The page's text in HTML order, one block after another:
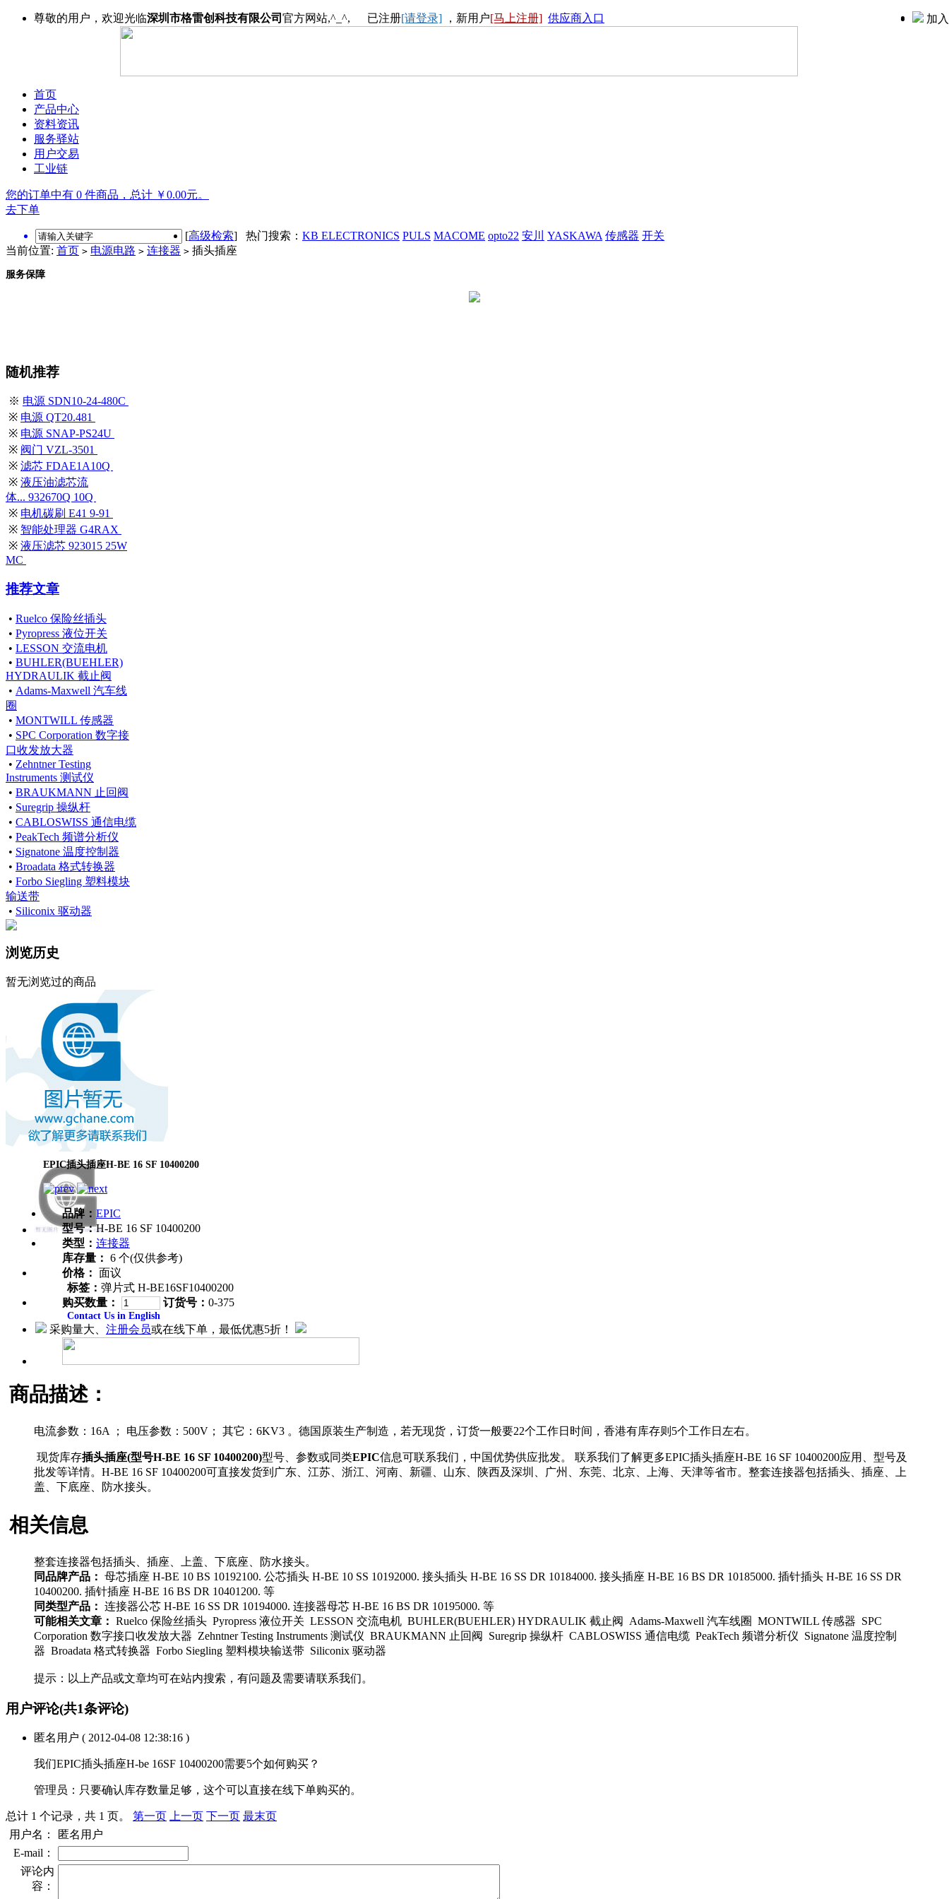
尊敬的用户，欢迎光临深圳市格雷创科技有限公司 官方网站,^_^, 已注册[请登录] ，新用户[马上注册] 供应商入口 加
首页
产品中心
资料资讯
服务驿站
用户交易
工业链
您的订单中有 0 件商品，总计 ￥0.00元。
去下单
[高级检索] 热门搜索： KB ELECTRONICS PULS MACOME opto22 安川 YASKAWA 传感器 开关
当前位置: 首页 > 电源电路 > 连接器 > 插头插座
服务保障
随机推荐
※ 电源 SDN10-24-480C
※ 电源 QT20.481
※ 电源 SNAP-PS24U
※ 阀门 VZL-3501
※ 滤芯 FDAE1A10Q
※ 液压油滤芯流
体... 932670Q 10Q
※ 电机碳刷 E41 9-91
※ 智能处理器 G4RAX
※ 液压滤芯 923015 25W
MC
推荐文章
• Ruelco 保险丝插头
• Pyropress 液位开关
• LESSON 交流电机
• BUHLER(BUEHLER)
HYDRAULIK 截止阀
• Adams-Maxwell 汽车线
圈
• MONTWILL 传感器
• SPC Corporation 数字接
口收发放大器
• Zehntner Testing
Instruments 测试仪
• BRAUKMANN 止回阀
• Suregrip 操纵杆
• CABLOSWISS 通信电缆
• PeakTech 频谱分析仪
• Signatone 温度控制器
• Broadata 格式转换器
• Forbo Siegling 塑料模块
输送带
• Siliconix 驱动器
浏览历史
暂无浏览过的商品
EPIC插头插座H-BE 16 SF 10400200
品牌： EPIC
型号：H-BE 16 SF 10400200
类型： 连接器
库存量： 6 个(仅供参考)
价格： 面议
标签： 弹片式 H-BE16SF10400200
购买数量：
订货号： 0-375
Contact Us in English
采购量大、 注册会员或在线下单，最低优惠5折！
商品描述：
电流参数：16A ； 电压参数：500V； 其它：6KV3 。德国原装生产制造，若无现货，订货一般要22个工作日时间，香港有库存则5个工作日左右。
现货库存插头插座(型号H-BE 16 SF 10400200)型号、参数或同类EPIC信息可联系我们，中国优势供应批发。 联系我们了解更多EPIC插头插座H-BE 16 SF 10400200应用、型号及
批发等详情。H-BE 16 SF 10400200可直接发货到广东、江苏、浙江、河南、新疆、山东、陕西及深圳、广州、东莞、北京、上海、天津等省市。整套连接器包括插头、插座、上
盖、下底座、防水接头。
相关信息
整套连接器包括插头、插座、上盖、下底座、防水接头。
同品牌产品： 母芯插座 H-BE 10 BS 10192100. 公芯插头 H-BE 10 SS 10192000. 接头插头 H-BE 16 SS DR 10184000. 接头插座 H-BE 16 BS DR 10185000. 插针插头 H-BE 16 SS DR
10400200. 插针插座 H-BE 16 BS DR 10401200. 等
同类型产品： 连接器公芯 H-BE 16 SS DR 10194000. 连接器母芯 H-BE 16 BS DR 10195000. 等
可能相关文章： Ruelco 保险丝插头 Pyropress 液位开关 LESSON 交流电机 BUHLER(BUEHLER) HYDRAULIK 截止阀 Adams-Maxwell 汽车线圈 MONTWILL 传感器 SPC
Corporation 数字接口收发放大器 Zehntner Testing Instruments 测试仪 BRAUKMANN 止回阀 Suregrip 操纵杆 CABLOSWISS 通信电缆 PeakTech 频谱分析仪 Signatone 温度控制
器 Broadata 格式转换器 Forbo Siegling 塑料模块输送带 Siliconix 驱动器
提示：以上产品或文章均可在站内搜索，有问题及需要请联系我们。
用户评论(共1条评论)
匿名用户 ( 2012-04-08 12:38:16 )
我们EPIC插头插座H-be 16SF 10400200需要5个如何购买？
管理员： 只要确认库存数量足够，这个可以直接在线下单购买的。
总计 1 个记录，共 1 页。 第一页 上一页 下一页 最末页
用户名：
匿名用户
E-mail：
评论内
容：